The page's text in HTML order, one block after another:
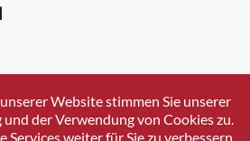
Website stimmen Sie unserer
der Verwendung von Cookies zu.
Services weiter für Sie zu verbessern.